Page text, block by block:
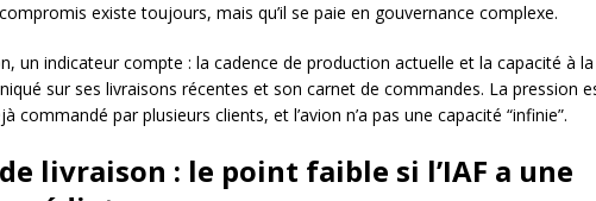
existe toujours, mais qu’il se paie en gouvernance complexe.
un indicateur compte : la cadence de production actuelle et la capacité à
sur ses livraisons récentes et son carnet de commandes. La pression
commandé par plusieurs clients, et l’avion n’a pas une capacité “infinie”.
livraison : le point faible si l’IAF a une